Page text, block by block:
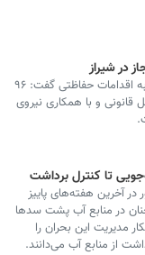
مدیر امور منابع آب شیراز با اشاره به اقدامات حفاظتی گفت: ۹۶
و با همکاری نیروی
تا کنترل برداشت
آخرین هفته‌های پاییز
در منابع آب پشت سدها
مدیریت این بحران را
از منابع آب می‌دانند.